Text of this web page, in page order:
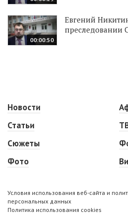
00:00:50
Евгений
преследовании
Новости
Статьи
Сюжеты
Фото
Условия использования веб-сайта и
персональных данных
Политика использования cookies